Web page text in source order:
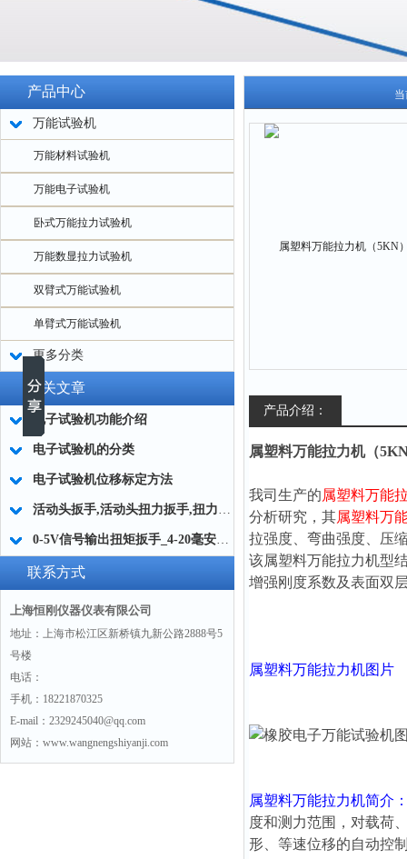
产品中心
万能试验机
万能材料试验机
万能电子试验机
卧式万能拉力试验机
万能数显拉力试验机
双臂式万能试验机
单臂式万能试验机
更多分类
相关文章
电子试验机功能介绍
电子试验机的分类
电子试验机位移标定方法
活动头扳手,活动头扭力扳手,扭力扳手配件活动头
0-5V信号输出扭矩扳手_4-20毫安输出扭矩扳手厂家
联系方式
上海恒刚仪器仪表有限公司
地址：上海市松江区新桥镇九新公路2888号5
号楼
电话：
手机：18221870325
E-mail：2329245040@qq.com
网站：www.wangnengshiyanji.com
产品介绍：
属塑料万能拉力机（
我司生产的属塑料万能
分析研究，其属塑料万
拉强度、弯曲强度、压
该属塑料万能拉力机型
增强刚度系数及表面双
属塑料万能拉力机图片
属塑料万能拉力机简介
度和测力范围，对载荷
形、等速位移的自动控